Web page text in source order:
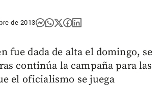
de 2013
fue dada de alta el domingo, se
continúa la campaña para las
el oficialismo se juega